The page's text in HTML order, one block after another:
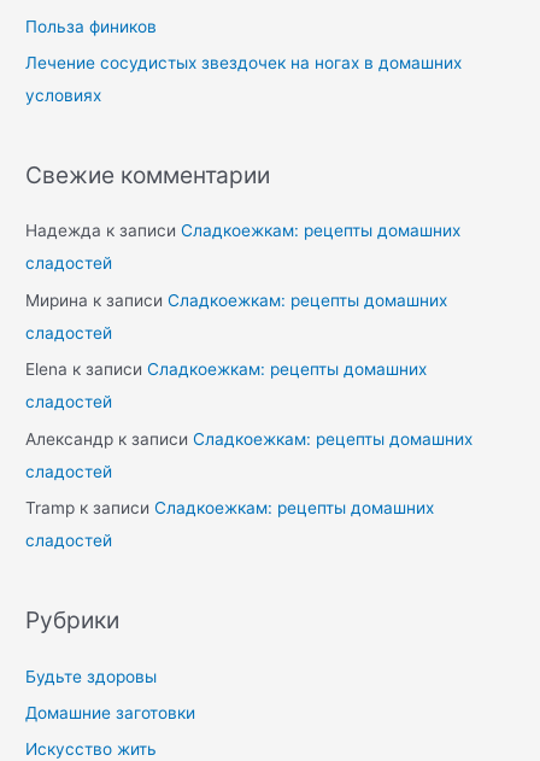
Польза фиников
Лечение сосудистых звездочек на ногах в домашних
условиях
Свежие комментарии
Надежда к записиСладкоежкам: рецепты домашних
сладостей
Мирина к записиСладкоежкам: рецепты домашних
сладостей
Elena к записиСладкоежкам: рецепты домашних
сладостей
Александр к записиСладкоежкам: рецепты домашних
сладостей
Tramp к записиСладкоежкам: рецепты домашних
сладостей
Рубрики
Будьте здоровы
Домашние заготовки
Искусство жить